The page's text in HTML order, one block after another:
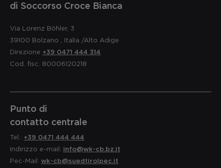
di Soccorso Croce Bianca
Via Lorenz Böhler, 3
39100 Bolzano Italia /Alto Adige
Direzione +39 0471 444 314
Cod. fisc. 80006120218
Punto di
contatto centrale
Tel.: +39 0471 444 444
Indirizzo e-mail: info@wk-cb.bz.it
Pec-Mail: wk-cb@suedtirolpec.it